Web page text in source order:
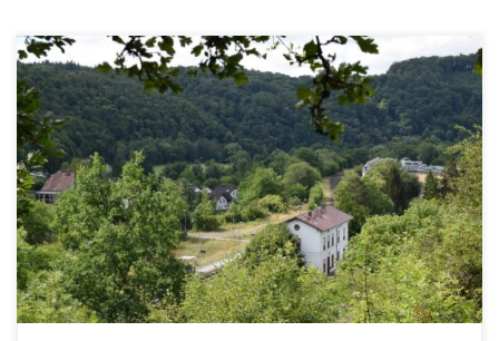
Duitsland kent diverse lange-afstands-wandelpaden. Deze routes
worden vaak aangeduid als Steig of Wanderweg. Diverse
wandelpaden volgen de loop van rivieren en zijn goed
bereikbaar dankzij de spoorwegen die langs deze rivieren lopen.
Eén hiervan is de Lahn Wanderweg, die de loop van deze rivier,
die ontspringt in het Rothaargebirge in […]